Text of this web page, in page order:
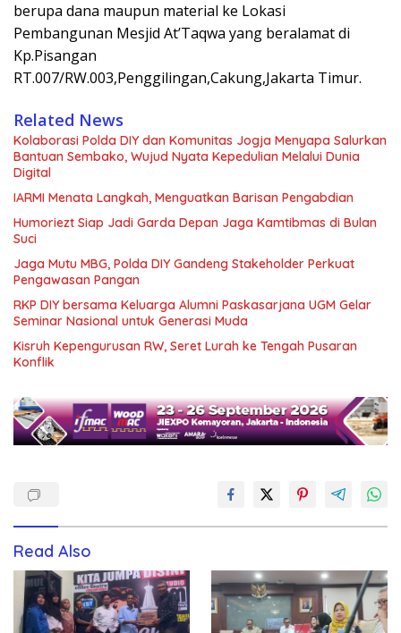
berupa dana maupun material ke Lokasi
Pembangunan Mesjid At’Taqwa yang beralamat di
Kp.Pisangan
RT.007/RW.003,Penggilingan,Cakung,Jakarta Timur.
Related News
Kolaborasi Polda DIY dan Komunitas Jogja Menyapa Salurkan
Bantuan Sembako, Wujud Nyata Kepedulian Melalui Dunia
Digital
IARMI Menata Langkah, Menguatkan Barisan Pengabdian
Humoriezt Siap Jadi Garda Depan Jaga Kamtibmas di Bulan
Suci
Jaga Mutu MBG, Polda DIY Gandeng Stakeholder Perkuat
Pengawasan Pangan
RKP DIY bersama Keluarga Alumni Paskasarjana UGM Gelar
Seminar Nasional untuk Generasi Muda
Kisruh Kepengurusan RW, Seret Lurah ke Tengah Pusaran
Konflik
Read Also